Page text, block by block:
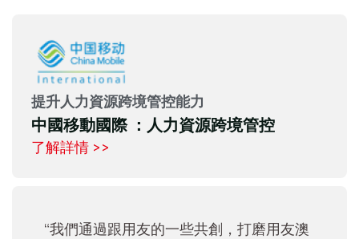
提升人力資源跨境管控能力
中國移動國際 ：人力資源跨境管控
了解詳情 >>
“我們通過跟用友的一些共創，打磨用友澳